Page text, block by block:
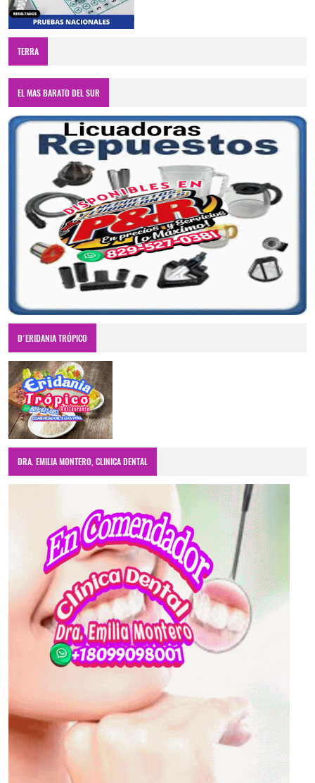
TERRA
EL MAS BARATO DEL SUR
D´ERIDANIA TRÓPICO
DRA. EMILIA MONTERO, CLINICA DENTAL